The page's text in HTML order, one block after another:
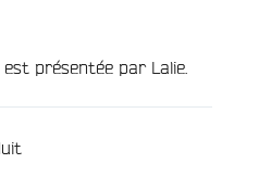
est présentée par Lalie.